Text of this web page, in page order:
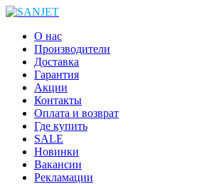
О нас
Производители
Доставка
Гарантия
Акции
Контакты
Оплата и возврат
Где купить
SALE
Новинки
Вакансии
Рекламации